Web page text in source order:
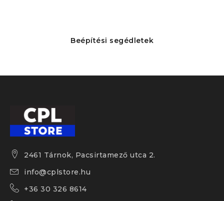
Beépítési segédletek
2461 Tárnok, Pacsirtamező utca 2.
info@cplstore.hu
+36 30 326 8614